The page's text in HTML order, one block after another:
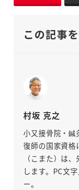
この記事
村坂 克之
小又接骨院・鍼
復師の国家資格
（こまた）は
します。PC文
ー。